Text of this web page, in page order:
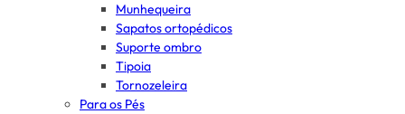
Munhequeira
Sapatos ortopédicos
Suporte ombro
Tipoia
Tornozeleira
Para os Pés